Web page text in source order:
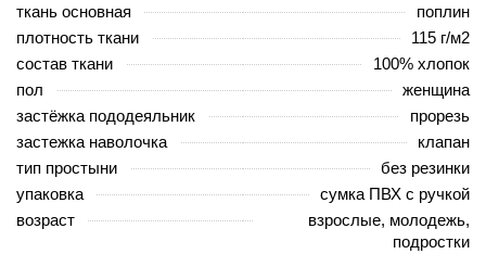
ткань основная
поплин
плотность ткани
115 г/м2
состав ткани
100% хлопок
пол
женщина
застёжка пододеяльник
прорезь
застежка наволочка
клапан
тип простыни
без резинки
упаковка
сумка ПВХ с ручкой
возраст
взрослые, молодежь,
подростки